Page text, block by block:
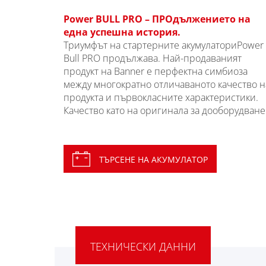
Power BULL PRO – ПРОдължението на
една успешна история.
Триумфът на стартерните акумулаториPower
Bull PRO продължава. Най-продаваният
продукт на Banner е перфектна симбиоза
между многократно отличаваното качество
продукта и първокласните характеристики.
Качество като на оригинала за
ТЪРСЕНЕ НА АКУМУЛАТОР
ТЕХНИЧЕСКИ ДАННИ